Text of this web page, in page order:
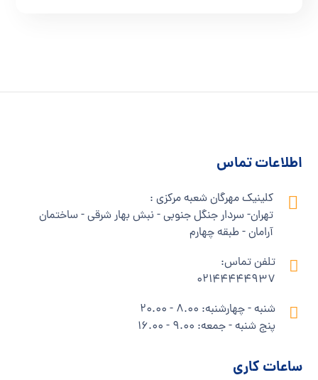
اطلاعات تماس
کلینیک مهرگان شعبه مرکزی :
تهران- سردار جنگل جنوبی - نبش بهار شرقی - ساختمان
آرامان - طبقه چهارم
تلفن تماس:
02144444937
شنبه - چهارشنبه: 8.00 - 20.00
پنج شنبه - جمعه: 9.00 - 16.00
ساعات کاری